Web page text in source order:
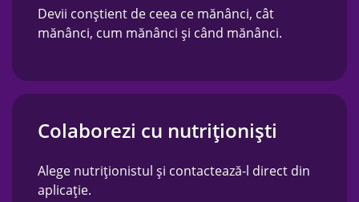
Devii conștient de ceea ce mănânci, cât
mănânci, cum mănânci și când mănânci.
Colaborezi cu nutriționiști
Alege nutriționistul și contactează-l direct din
aplicație.